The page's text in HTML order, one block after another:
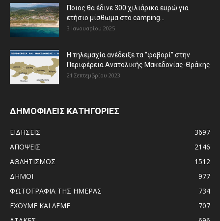
Ποιος θα έδινε 300 χιλιάρικα ευρώ για
ετήσιο μίσθωμα στο camping...
3 Ιανουαρίου 2025
Η τηλεμαχία ανέδειξε τα “φαβορί” στην
Περιφέρεια Ανατολικής Μακεδονίας-Θράκης
21 Σεπτεμβρίου 2023
ΔΗΜΟΦΙΛΕΙΣ ΚΑΤΗΓΟΡΙΕΣ
ΕΙΔΗΣΕΙΣ
3697
ΑΠΟΨΕΙΣ
2146
ΑΘΛΗΤΙΣΜΟΣ
1512
ΔΗΜΟΙ
977
ΦΩΤΟΓΡΑΦΙΑ ΤΗΣ ΗΜΕΡΑΣ
734
ΕΧΟΥΜΕ ΚΑΙ ΛΕΜΕ
707